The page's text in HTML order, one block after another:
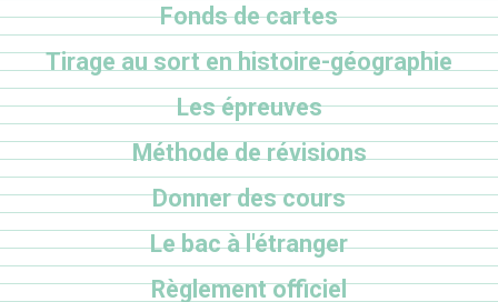
Fonds de cartes
Tirage au sort en histoire-géographie
Les épreuves
Méthode de révisions
Donner des cours
Le bac à l'étranger
Règlement officiel